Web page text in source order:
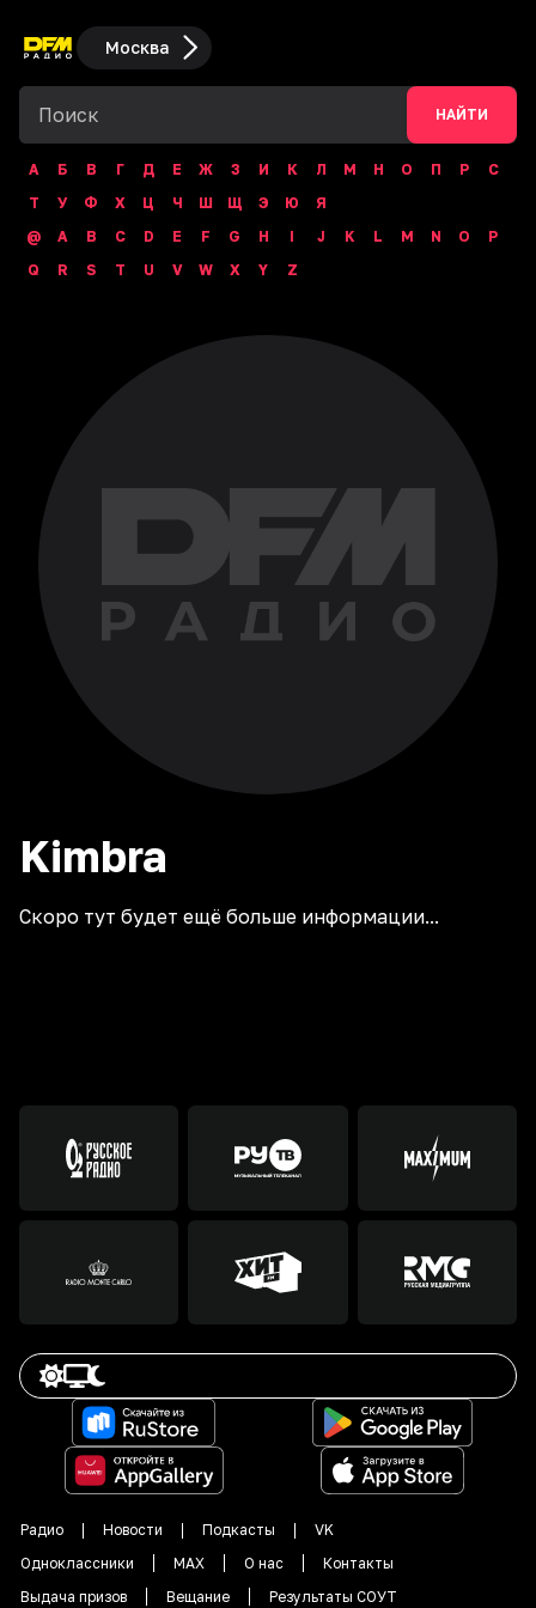
Москва
НАЙТИ
А Б В Г Д Е Ж З И К Л М Н О П Р
С
Т
У Ф Х Ц Ч Ш Щ Э Ю
Я
@
A B C D E F G H I J K L M N O
P
Q
R S T U V W X Y Z
Kimbra
Скоро тут будет ещё больше информации...
Радио Новости Подкасты
VK
Одноклассники
MAX О нас
Контакты
Выдача призов
Вещание Результаты СОУТ